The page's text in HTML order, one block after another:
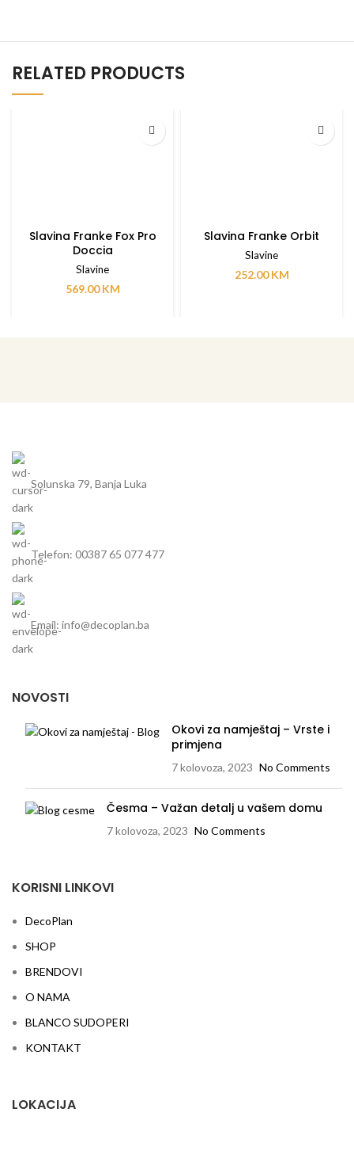
RELATED PRODUCTS
Slavina Franke Fox Pro
Doccia
Slavine
569.00KM
Slavina Franke Orbit
Slavine
252.00KM
Solunska 79, Banja Luka
Telefon: 00387 65 077 477
Email: info@decoplan.ba
NOVOSTI
Okovi za namještaj – Vrste i
primjena
7 kolovoza, 2023 No Comments
Česma – Važan detalj u vašem domu
7 kolovoza, 2023 No Comments
KORISNI LINKOVI
DecoPlan
SHOP
BRENDOVI
O NAMA
BLANCO SUDOPERI
KONTAKT
LOKACIJA